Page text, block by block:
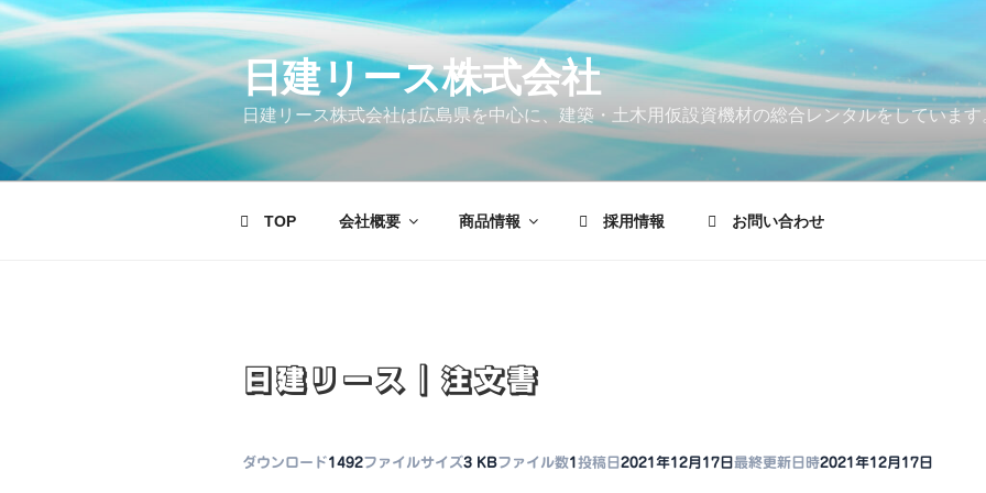
コ
ン
テ
ツ
ス
日建リース株式会社
日建リース株式会社は広島県を中心に、建築・土木用仮設資機材の総合レンタルをしています
TOP 会社概要 商品情報 採用情報 お問い合わせ
日建リース｜注文書
ダウンロード1492ファイルサイズ3 KBファイル数1 投稿日 2021年12月17日 最終更新日時2021年12月17日